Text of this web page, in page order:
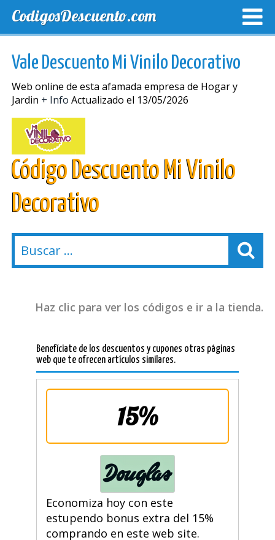
CodigosDescuento.com
Vale Descuento Mi Vinilo Decorativo
Web online de esta afamada empresa de Hogar y
Jardin + Info Actualizado el 13/05/2026
Código Descuento Mi Vinilo
Decorativo
Haz clic para ver los códigos e ir a la tienda.
Benefíciate de los descuentos y cupones otras páginas
web que te ofrecen artículos similares.
15%
Economiza hoy con este
estupendo bonus extra del 15%
comprando en este web site.